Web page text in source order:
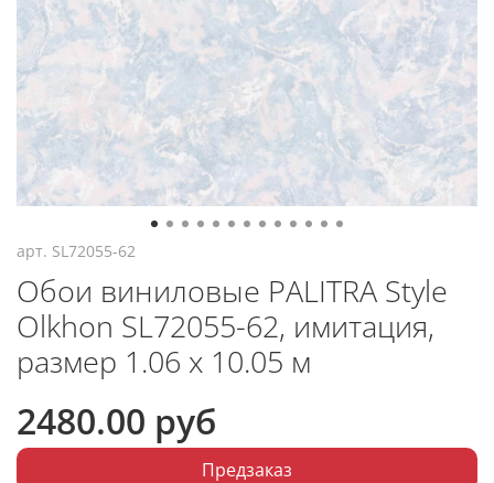
арт. SL72055-62
Обои виниловые PALITRA Style
Olkhon SL72055-62, имитация,
размер 1.06 х 10.05 м
2480.00 руб
Предзаказ